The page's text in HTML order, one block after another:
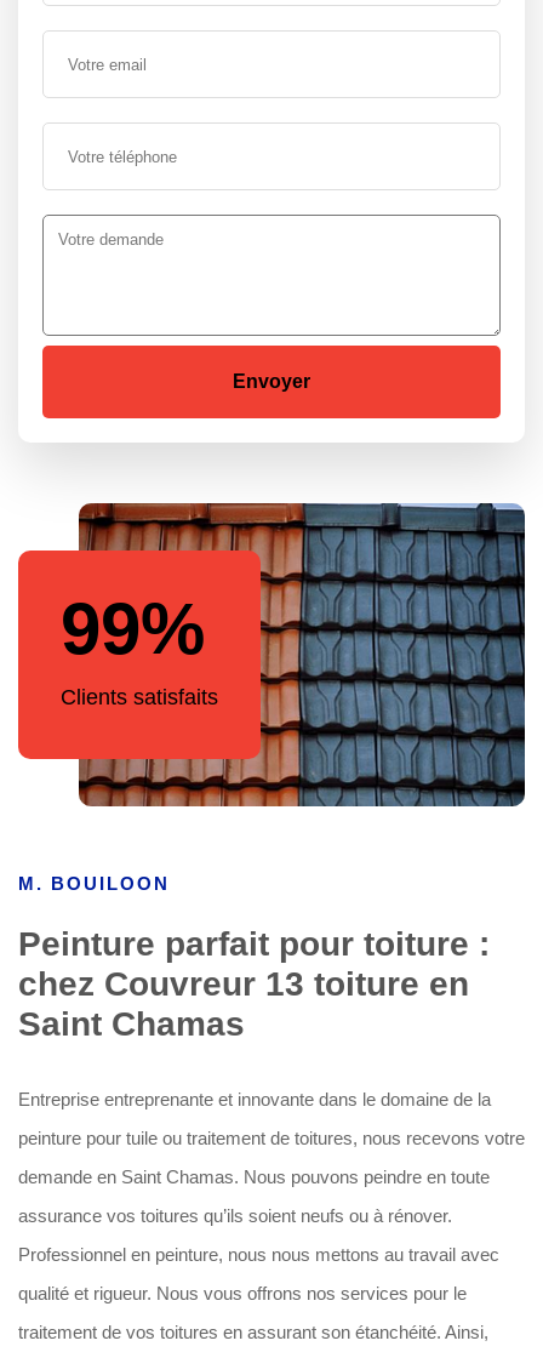
99%
Clients satisfaits
M. BOUILOON
Peinture parfait pour toiture :
chez Couvreur 13 toiture en
Saint Chamas
Entreprise entreprenante et innovante dans le domaine de la
peinture pour tuile ou traitement de toitures, nous recevons votre
demande en Saint Chamas. Nous pouvons peindre en toute
assurance vos toitures qu’ils soient neufs ou à rénover.
Professionnel en peinture, nous nous mettons au travail avec
qualité et rigueur. Nous vous offrons nos services pour le
traitement de vos toitures en assurant son étanchéité. Ainsi,